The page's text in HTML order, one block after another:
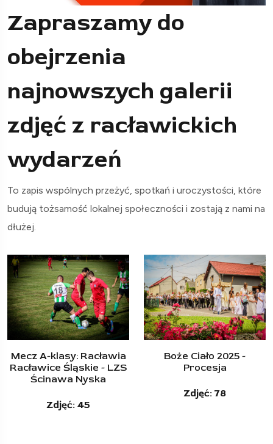
Zapraszamy do
obejrzenia
najnowszych galerii
zdjęć z racławickich
wydarzeń
To zapis wspólnych przeżyć, spotkań i uroczystości, które
budują tożsamość lokalnej społeczności i zostają z nami na
dłużej.
Boże Ciało 2025 -
Procesja
Majówka przy krzyżu,
na drodze do Wierzchu
Zdjęć: 12